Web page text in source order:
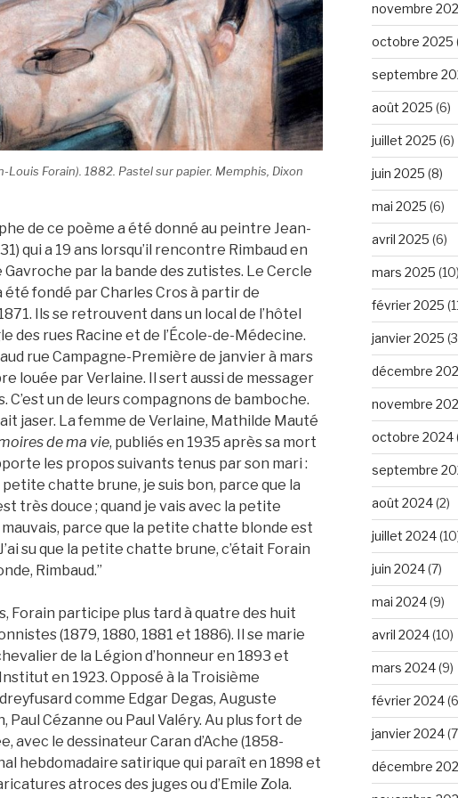
Louis Forain). 1882. Pastel sur papier. Memphis, Dixon
de ce poème a été donné au peintre Jean-
qui a 19 ans lorsqu’il rencontre Rimbaud en
Gavroche par la bande des zutistes. Le Cercle
été fondé par Charles Cros à partir de
Ils se retrouvent dans un local de l’hôtel
des rues Racine et de l’École-de-Médecine.
rue Campagne-Première de janvier à mars
louée par Verlaine. Il sert aussi de messager
C’est un de leurs compagnons de bamboche.
jaser. La femme de Verlaine, Mathilde Mauté
de ma vie, publiés en 1935 après sa mort
les propos suivants tenus par son mari :
petite chatte brune, je suis bon, parce que la
très douce ; quand je vais avec la petite
parce que la petite chatte blonde est
su que la petite chatte brune, c’était Forain
Rimbaud.”
Forain participe plus tard à quatre des huit
(1879, 1880, 1881 et 1886). Il se marie
de la Légion d’honneur en 1893 et
en 1923. Opposé à la Troisième
comme Edgar Degas, Auguste
Paul Cézanne ou Paul Valéry. Au plus fort de
avec le dessinateur Caran d’Ache (1858-
hebdomadaire satirique qui paraît en 1898 et
atroces des juges ou d’Emile Zola.
novembre
octobre 2025
septembre
août 2025 (6)
juillet 2025 (6)
juin 2025 (8)
mai 2025 (6)
avril 2025 (6)
mars 2025 (10)
février 2025
janvier 2025
décembre
novembre
octobre 2024
septembre
août 2024(2)
juillet 2024
juin 2024(7)
mai 2024(9)
avril 2024(10)
mars 2024(9)
février 2024
janvier 2024
décembre